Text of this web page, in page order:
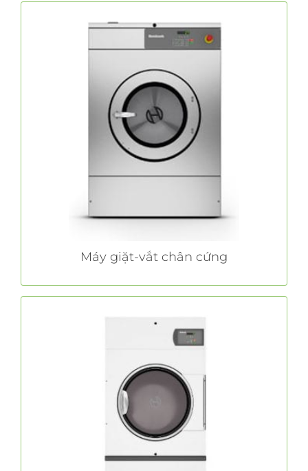
Máy giặt-vắt chân cứng
Máy giặt-vắt chân cứng
Với công nghệ eBoost™ mang tính đột phá,
máy giặt – vắt
Huebsch®
Hardmount có tốc
độ vắt 200 G-Force, giảm thời gian vắt khô và
tăng số lượng quần áo được giặt.
Huebsch®
là thương hiệu của những
chiếc máy sấy nhiệt thương mại hiệu suất
hàng đầu. Bằng cách cân bằng dòng không
khí và nhiệt đầu vào, máy sấy nhiệt thương
chóng mà không lãng phí năng lượng.